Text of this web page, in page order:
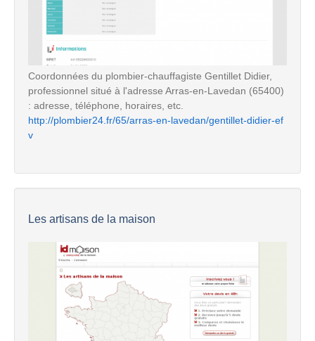
Coordonnées du plombier-chauffagiste Gentillet Didier,
professionnel situé à l'adresse Arras-en-Lavedan (65400)
: adresse, téléphone, horaires, etc.
http://plombier24.fr/65/arras-en-lavedan/gentillet-didier-ef
v
Les artisans de la maison